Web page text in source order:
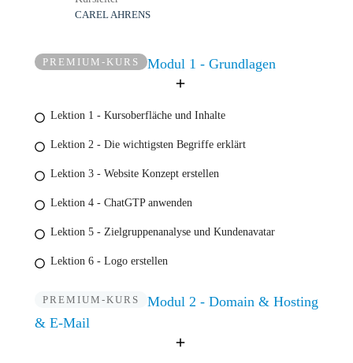
CAREL AHRENS
PREMIUM-KURS Modul 1 - Grundlagen
Lektion 1 - Kursoberfläche und Inhalte
Lektion 2 - Die wichtigsten Begriffe erklärt
Lektion 3 - Website Konzept erstellen
Lektion 4 - ChatGTP anwenden
Lektion 5 - Zielgruppenanalyse und Kundenavatar
Lektion 6 - Logo erstellen
PREMIUM-KURS
Modul 2 - Domain & Hosting
& E-Mail